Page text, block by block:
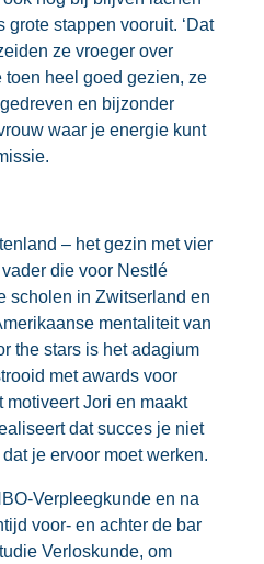
stappen vooruit. ‘Dat
ze vroeger over
toen heel goed gezien, ze
en bijzonder
waar je energie kunt
– het gezin met vier
die voor Nestlé
scholen in Zwitserland en
mentaliteit van
the stars is het adagium
met awards voor
Jori en maakt
dat succes je niet
je ervoor moet werken.
Verpleegkunde en na
voor- en achter de bar
Verloskunde, om